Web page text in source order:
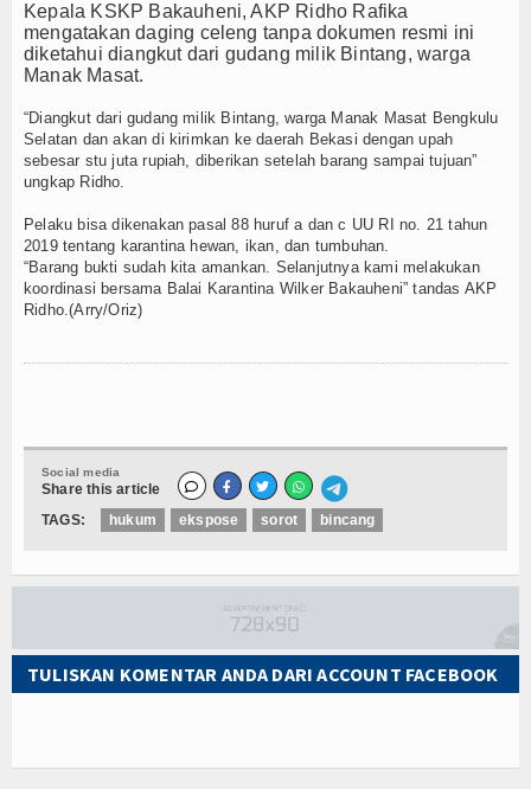
Seni & Budaya
Sorot
Tauziah
Tokoh
Wisata
TV
Kepala KSKP Bakauheni, AKP Ridho Rafika
mengatakan daging celeng tanpa dokumen resmi ini
diketahui diangkut dari gudang milik Bintang, warga
Manak Masat.
“Diangkut dari gudang milik Bintang, warga Manak Masat Bengkulu
Selatan dan akan di kirimkan ke daerah Bekasi dengan upah
sebesar stu juta rupiah, diberikan setelah barang sampai tujuan”
ungkap Ridho.
Pelaku bisa dikenakan pasal 88 huruf a dan c UU RI no. 21 tahun
2019 tentang karantina hewan, ikan, dan tumbuhan.
“Barang bukti sudah kita amankan. Selanjutnya kami melakukan
koordinasi bersama Balai Karantina Wilker Bakauheni” tandas AKP
Ridho.(Arry/Oriz)
Social media
Share this article
TAGS:
hukum ekspose sorot bincang
TULISKAN KOMENTAR ANDA DARI ACCOUNT FACEBOOK